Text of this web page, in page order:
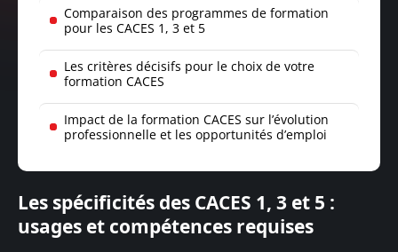
Comparaison des programmes de formation
pour les CACES 1, 3 et 5
Les critères décisifs pour le choix de votre
formation CACES
Impact de la formation CACES sur l’évolution
professionnelle et les opportunités d’emploi
Les spécificités des CACES 1, 3 et 5 :
usages et compétences requises